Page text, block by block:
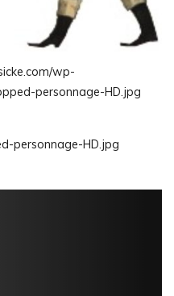
wp-
personnage-HD.jpg
personnage-HD.jpg